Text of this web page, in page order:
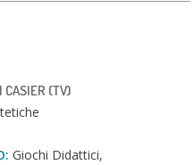
CASIER (TV)
Giochi Didattici,